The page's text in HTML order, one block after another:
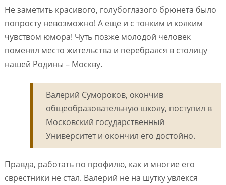
Не заметить красивого, голубоглазого брюнета было
попросту невозможно! А еще и с тонким и колким
чувством юмора! Чуть позже молодой человек
поменял место жительства и перебрался в столицу
нашей Родины – Москву.
Валерий Сумороков, окончив
общеобразовательную школу, поступил в
Московский государственный
Университет и окончил его достойно.
Правда, работать по профилю, как и многие его
сврестники не стал. Валерий не на шутку увлекся